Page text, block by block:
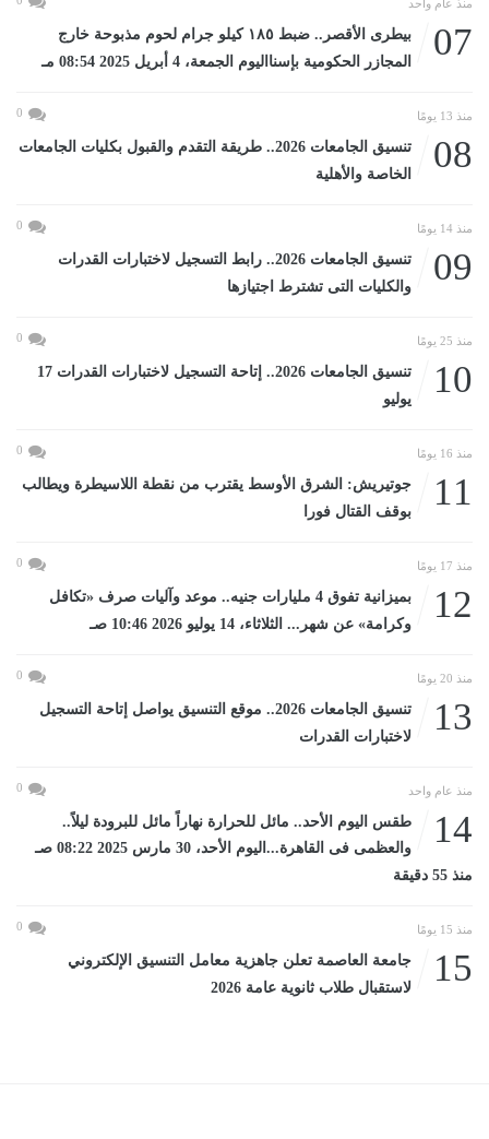
منذ عام واحد
07
بيطرى الأقصر.. ضبط ١٨٥ كيلو جرام لحوم مذبوحة خارج
المجازر الحكومية بإسنااليوم الجمعة، 4 أبريل 2025 08:54 مـ
منذ 13 يومًا 0
08
تنسيق الجامعات 2026.. طريقة التقدم والقبول بكليات الجامعات
الخاصة والأهلية
منذ 14 يومًا 0
09
تنسيق الجامعات 2026.. رابط التسجيل لاختبارات القدرات
والكليات التى تشترط اجتيازها
منذ 25 يومًا 0
10
تنسيق الجامعات 2026.. إتاحة التسجيل لاختبارات القدرات 17
يوليو
منذ 16 يومًا 0
11
جوتيريش: الشرق الأوسط يقترب من نقطة اللاسيطرة ويطالب
بوقف القتال فورا
منذ 17 يومًا 0
12
بميزانية تفوق 4 مليارات جنيه.. موعد وآليات صرف «تكافل
وكرامة» عن شهر... الثلاثاء، 14 يوليو 2026 10:46 صـ
منذ 20 يومًا 0
13
تنسيق الجامعات 2026.. موقع التنسيق يواصل إتاحة التسجيل
لاختبارات القدرات
منذ عام واحد 0
14
طقس اليوم الأحد.. مائل للحرارة نهاراً مائل للبرودة ليلاً..
والعظمى فى القاهرة...اليوم الأحد، 30 مارس 2025 08:22 صـ
منذ 55 دقيقة
منذ 15 يومًا 0
15
جامعة العاصمة تعلن جاهزية معامل التنسيق الإلكتروني
لاستقبال طلاب ثانوية عامة 2026